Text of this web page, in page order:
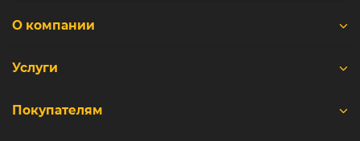
О компании
Услуги
Покупателям